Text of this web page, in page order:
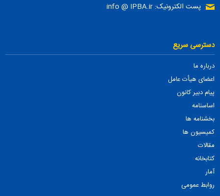
پست الکترونیک: info @ IPBA.ir
دسترسی سریع
درباره ما
اعضای هیأت عامل
پیام دبیر کانون
اساسنامه
بخشنامه ها
کمیسیون ها
مقالات
کتابخانه
آمار
روابط عمومی